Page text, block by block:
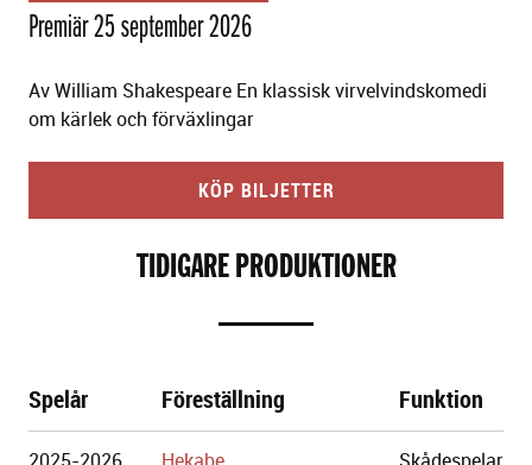
Premiär 25 september 2026
Av William Shakespeare En klassisk virvelvindskomedi
om kärlek och förväxlingar
KÖP BILJETTER
TIDIGARE PRODUKTIONER
Göteborgs
Spelår Föreställning Funktion